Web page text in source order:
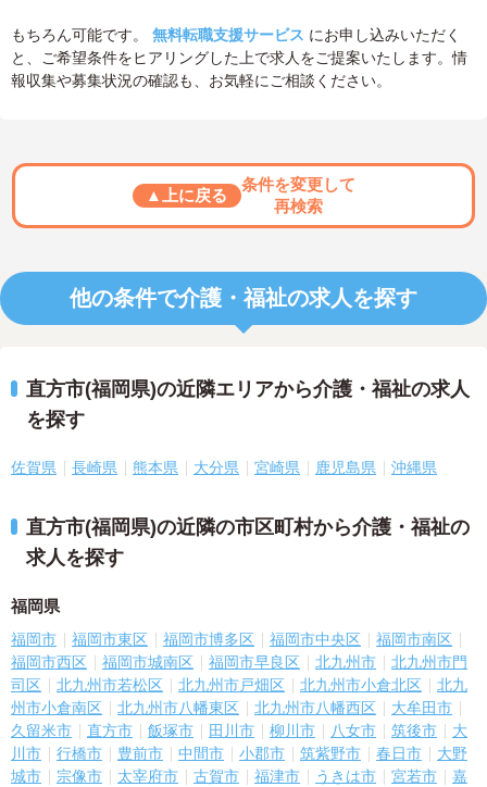
もちろん可能です。 無料転職支援サービス にお申し込みいただく
と、ご希望条件をヒアリングした上で求人をご提案いたします。情
報収集や募集状況の確認も、お気軽にご相談ください。
▲上に戻る
条件を変更して
再検索
他の条件で介護・福祉の求人を探す
直方市(福岡県)の近隣エリアから介護・福祉の求人
を探す
佐賀県 長崎県 熊本県 大分県 宮崎県 鹿児島県 沖縄県
直方市(福岡県)の近隣の市区町村から介護・福祉の
求人を探す
福岡県
福岡市 福岡市東区 福岡市博多区 福岡市中央区
福岡市南区
福岡市西区
福岡市城南区 福岡市早良区 北九州市
北九州市門
司区
北九州市若松区 北九州市戸畑区 北九州市小倉北区
北九
州市小倉南区
北九州市八幡東区 北九州市八幡西区
大牟田市
久留米市
直方市 飯塚市 田川市 柳川市 八女市 筑後市
大
川市
行橋市 豊前市 中間市 小郡市 筑紫野市 春日市
大野
城市
宗像市 太宰府市 古賀市 福津市 うきは市 宮若市
嘉